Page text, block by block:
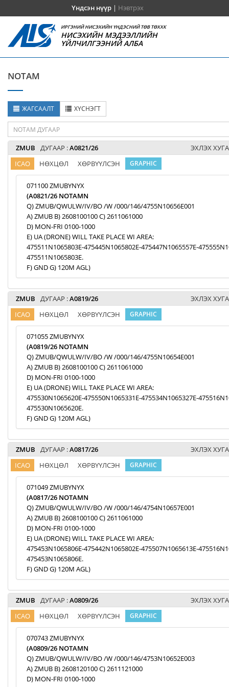
Үндсэн нүүр| Нэвтрэх
ИРГЭНИЙ НИСЭХИЙН ҮНДЭСНИЙ ТӨВ ТӨХХК
НИСЭХИЙН МЭДЭЭЛЛИЙН
ҮЙЛЧИЛГЭЭНИЙ АЛБА
NOTAM
ЖАГСААЛТ ХҮСНЭГТ
ZMUB ДУГААР :A0821/26
ЭХЛЭХ
ICAO
НӨХЦӨЛ ХӨРВҮҮЛСЭН GRAPHIC
071100 ZMUBYNYX
(A0821/26 NOTAMN
Q) ZMUB/QWULW/IV/BO /W /000/146/4755N10656E001
A) ZMUB B) 2608100100 C) 2611061000
D) MON-FRI 0100-1000
E) UA (DRONE) WILL TAKE PLACE WI AREA:
475511N1065803E-475445N1065802E-475447N1065557E-
475511N1065803E.
F) GND G) 120M AGL)
ZMUB ДУГААР :A0819/26
ЭХЛЭХ
ICAO
НӨХЦӨЛ ХӨРВҮҮЛСЭН GRAPHIC
071055 ZMUBYNYX
(A0819/26 NOTAMN
Q) ZMUB/QWULW/IV/BO /W /000/146/4755N10654E001
A) ZMUB B) 2608100100 C) 2611061000
D) MON-FRI 0100-1000
E) UA (DRONE) WILL TAKE PLACE WI AREA:
475530N1065620E-475550N1065331E-475534N1065327E-
475530N1065620E.
F) GND G) 120M AGL)
ZMUB ДУГААР :A0817/26
ЭХЛЭХ
ICAO
НӨХЦӨЛ ХӨРВҮҮЛСЭН GRAPHIC
071049 ZMUBYNYX
(A0817/26 NOTAMN
Q) ZMUB/QWULW/IV/BO /W /000/146/4754N10657E001
A) ZMUB B) 2608100100 C) 2611061000
D) MON-FRI 0100-1000
E) UA (DRONE) WILL TAKE PLACE WI AREA:
475453N1065806E-475442N1065802E-475507N1065613E-
475453N1065806E.
F) GND G) 120M AGL)
ZMUB ДУГААР :A0809/26
ЭХЛЭХ
ICAO
НӨХЦӨЛ ХӨРВҮҮЛСЭН GRAPHIC
070743 ZMUBYNYX
(A0809/26 NOTAMN
Q) ZMUB/QWULW/IV/BO /W /000/146/4753N10652E003
A) ZMUB B) 2608120100 C) 2611121000
D) MON-FRI 0100-1000